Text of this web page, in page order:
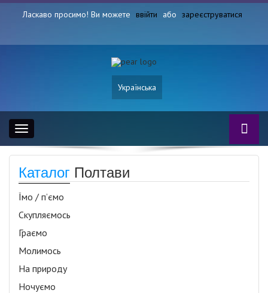
Ласкаво просимо! Ви можете ввійти або зареєструватися
Українська
Toggle
navigation
Каталог Полтави
Їмо / п’ємо
Скупляємось
Граємо
Молимось
На природу
Ночуємо